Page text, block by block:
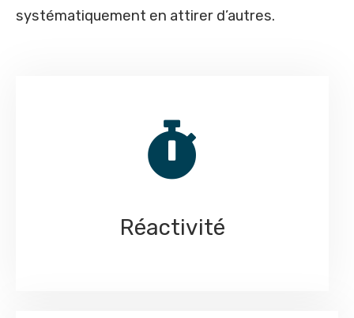
systématiquement en attirer d’autres.
Réactivité